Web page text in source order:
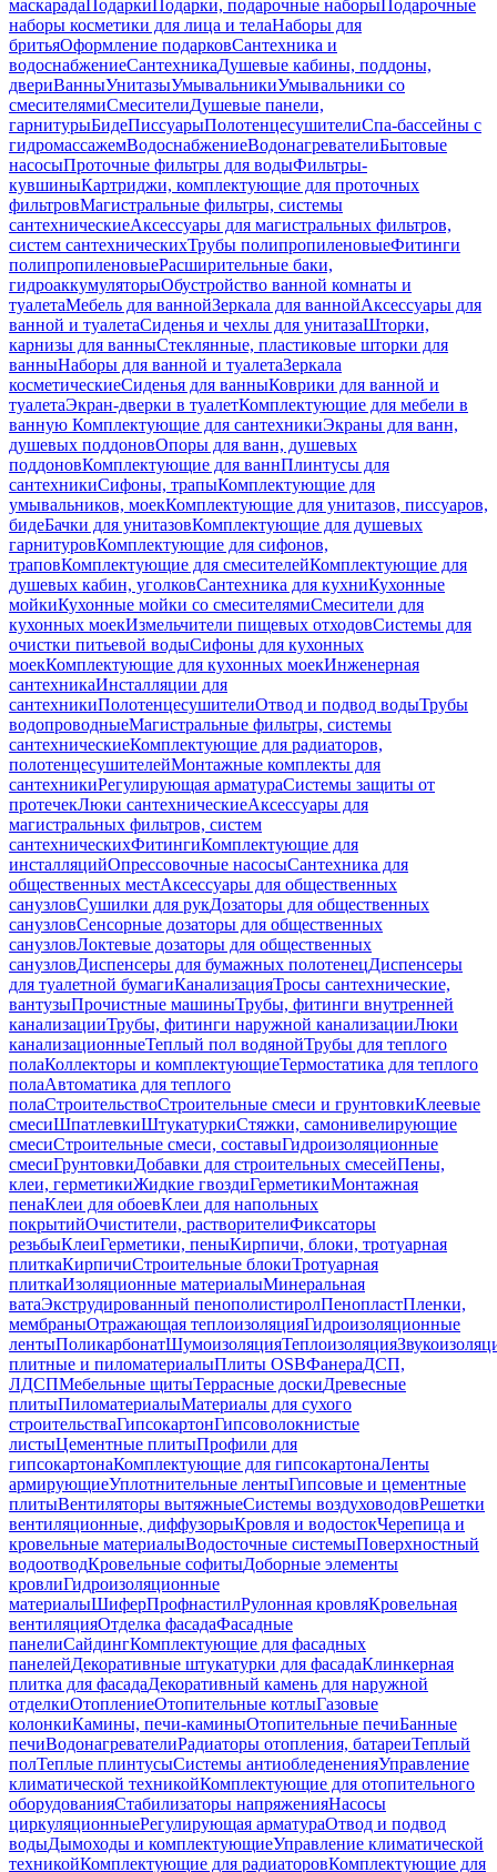
маскарадаПодаркиПодарки, подарочные наборыПодарочные
наборы косметики для лица и телаНаборы для
бритьяОформление подарковСантехника и
водоснабжениеСантехникаДушевые кабины, поддоны,
двериВанныУнитазыУмывальникиУмывальники со
смесителямиСмесителиДушевые панели,
гарнитурыБидеПиссуарыПолотенцесушителиСпа-бассейны с
гидромассажемВодоснабжениеВодонагревателиБытовые
насосыПроточные фильтры для водыФильтры-
кувшиныКартриджи, комплектующие для проточных
фильтровМагистральные фильтры, системы
сантехническиеАксессуары для магистральных фильтров,
систем сантехническихТрубы полипропиленовыеФитинги
полипропиленовыеРасширительные баки,
гидроаккумуляторыОбустройство ванной комнаты и
туалетаМебель для ваннойЗеркала для ваннойАксессуары для
ванной и туалетаСиденья и чехлы для унитазаШторки,
карнизы для ванныСтеклянные, пластиковые шторки для
ванныНаборы для ванной и туалетаЗеркала
косметическиеСиденья для ванныКоврики для ванной и
туалетаЭкран-дверки в туалетКомплектующие для мебели в
ванную Комплектующие для сантехникиЭкраны для ванн,
душевых поддоновОпоры для ванн, душевых
поддоновКомплектующие для ваннПлинтусы для
сантехникиСифоны, трапыКомплектующие для
умывальников, моекКомплектующие для унитазов, писсуаров,
бидеБачки для унитазовКомплектующие для душевых
гарнитуровКомплектующие для сифонов,
траповКомплектующие для смесителейКомплектующие для
душевых кабин, уголковСантехника для кухниКухонные
мойкиКухонные мойки со смесителямиСмесители для
кухонных моекИзмельчители пищевых отходовСистемы для
очистки питьевой водыСифоны для кухонных
моекКомплектующие для кухонных моекИнженерная
сантехникаИнсталляции для
сантехникиПолотенцесушителиОтвод и подвод водыТрубы
водопроводныеМагистральные фильтры, системы
сантехническиеКомплектующие для радиаторов,
полотенцесушителейМонтажные комплекты для
сантехникиРегулирующая арматураСистемы защиты от
протечекЛюки сантехническиеАксессуары для
магистральных фильтров, систем
сантехническихФитингиКомплектующие для
инсталляцийОпрессовочные насосыСантехника для
общественных местАксессуары для общественных
санузловСушилки для рукДозаторы для общественных
санузловСенсорные дозаторы для общественных
санузловЛоктевые дозаторы для общественных
санузловДиспенсеры для бумажных полотенецДиспенсеры
для туалетной бумагиКанализацияТросы сантехнические,
вантузыПрочистные машиныТрубы, фитинги внутренней
канализацииТрубы, фитинги наружной канализацииЛюки
канализационныеТеплый пол водянойТрубы для теплого
полаКоллекторы и комплектующиеТермостатика для теплого
полаАвтоматика для теплого
полаСтроительствоСтроительные смеси и грунтовкиКлеевые
смесиШпатлевкиШтукатуркиСтяжки, самонивелирующие
смесиСтроительные смеси, составыГидроизоляционные
смесиГрунтовкиДобавки для строительных смесейПены,
клеи, герметикиЖидкие гвоздиГерметикиМонтажная
пенаКлеи для обоевКлеи для напольных
покрытийОчистители, растворителиФиксаторы
резьбыКлеиГерметики, пеныКирпичи, блоки, тротуарная
плиткаКирпичиСтроительные блокиТротуарная
плиткаИзоляционные материалыМинеральная
ватаЭкструдированный пенополистиролПенопластПленки,
мембраныОтражающая теплоизоляцияГидроизоляционные
лентыПоликарбонатШумоизоляцияТеплоизоляция
плитные и пиломатериалыПлиты OSBФанераДСП,
ЛДСПМебельные щитыТеррасные доскиДревесные
плитыПиломатериалыМатериалы для сухого
строительстваГипсокартонГипсоволокнистые
листыЦементные плитыПрофили для
гипсокартонаКомплектующие для гипсокартонаЛенты
армирующиеУплотнительные лентыГипсовые и цементные
плитыВентиляторы вытяжныеСистемы воздуховодовРешетки
вентиляционные, диффузорыКровля и водостокЧерепица и
кровельные материалыВодосточные системыПоверхностный
водоотводКровельные софитыДоборные элементы
кровлиГидроизоляционные
материалыШиферПрофнастилРулонная кровляКровельная
вентиляцияОтделка фасадаФасадные
панелиСайдингКомплектующие для фасадных
панелейДекоративные штукатурки для фасадаКлинкерная
плитка для фасадаДекоративный камень для наружной
отделкиОтоплениеОтопительные котлыГазовые
колонкиКамины, печи-каминыОтопительные печиБанные
печиВодонагревателиРадиаторы отопления, батареиТеплый
полТеплые плинтусыСистемы антиобледененияУправление
климатической техникойКомплектующие для отопительного
оборудованияСтабилизаторы напряженияНасосы
циркуляционныеРегулирующая арматураОтвод и подвод
водыДымоходы и комплектующиеУправление климатической
техникойКомплектующие для радиаторовКомплектующие для